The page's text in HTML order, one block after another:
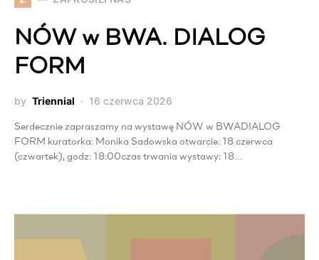
NÓW w BWA. DIALOG
FORM
by Triennial 16 czerwca 2026
Serdecznie zapraszamy na wystawę NÓW w BWADIALOG
FORM kuratorka: Monika Sadowska otwarcie: 18 czerwca
(czwartek), godz: 18:00czas trwania wystawy: 18…